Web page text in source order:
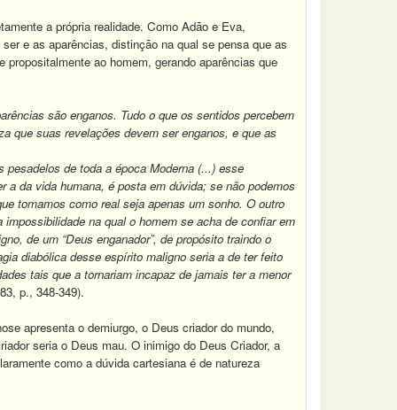
a própria realidade. Como Adão e Eva,
e as aparências, distinção na qual se pensa que as
ao homem, gerando aparências que
são enganos. Tudo o que os sentidos percebem
que suas revelações devem ser enganos, e que as
de toda a época Moderna (...) esse
da vida humana, é posta em dúvida; se não podemos
tomamos como real seja apenas um sonho. O outro
na qual o homem se acha de confiar em
de um “Deus enganador”, de propósito traindo o
diabólica desse espírito maligno seria a de ter feito
tais que a tornariam incapaz de jamais ter a menor
p., 348-349).
apresenta o demiurgo, o Deus criador do mundo,
seria o Deus mau. O inimigo do Deus Criador, a
como a dúvida cartesiana é de natureza